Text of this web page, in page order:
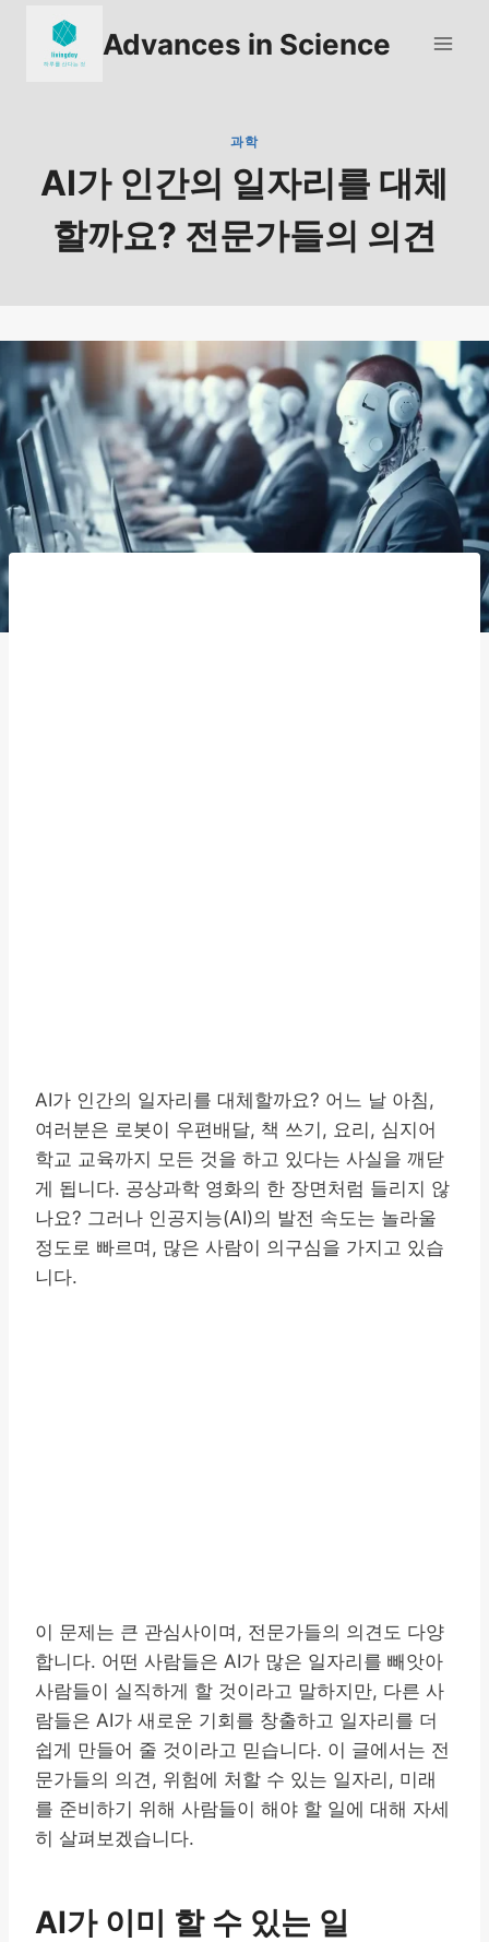
content
Advances in Science
과학
AI가 인간의 일자리를 대체
할까요? 전문가들의 의견
AI가 인간의 일자리를 대체할까요? 어느 날 아침,
여러분은 로봇이 우편배달, 책 쓰기, 요리, 심지어
학교 교육까지 모든 것을 하고 있다는 사실을 깨닫
게 됩니다. 공상과학 영화의 한 장면처럼 들리지 않
나요? 그러나 인공지능(AI)의 발전 속도는 놀라울
정도로 빠르며, 많은 사람이 의구심을 가지고 있습
니다.
이 문제는 큰 관심사이며, 전문가들의 의견도 다양
합니다. 어떤 사람들은 AI가 많은 일자리를 빼앗아
사람들이 실직하게 할 것이라고 말하지만, 다른 사
람들은 AI가 새로운 기회를 창출하고 일자리를 더
쉽게 만들어 줄 것이라고 믿습니다. 이 글에서는 전
문가들의 의견, 위험에 처할 수 있는 일자리, 미래
를 준비하기 위해 사람들이 해야 할 일에 대해 자세
히 살펴보겠습니다.
AI가 이미 할 수 있는 일